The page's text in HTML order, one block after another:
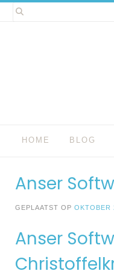
Spring
naar
HOME BLOG
Anser
GEPLAATST OP OKTOBER
Anser